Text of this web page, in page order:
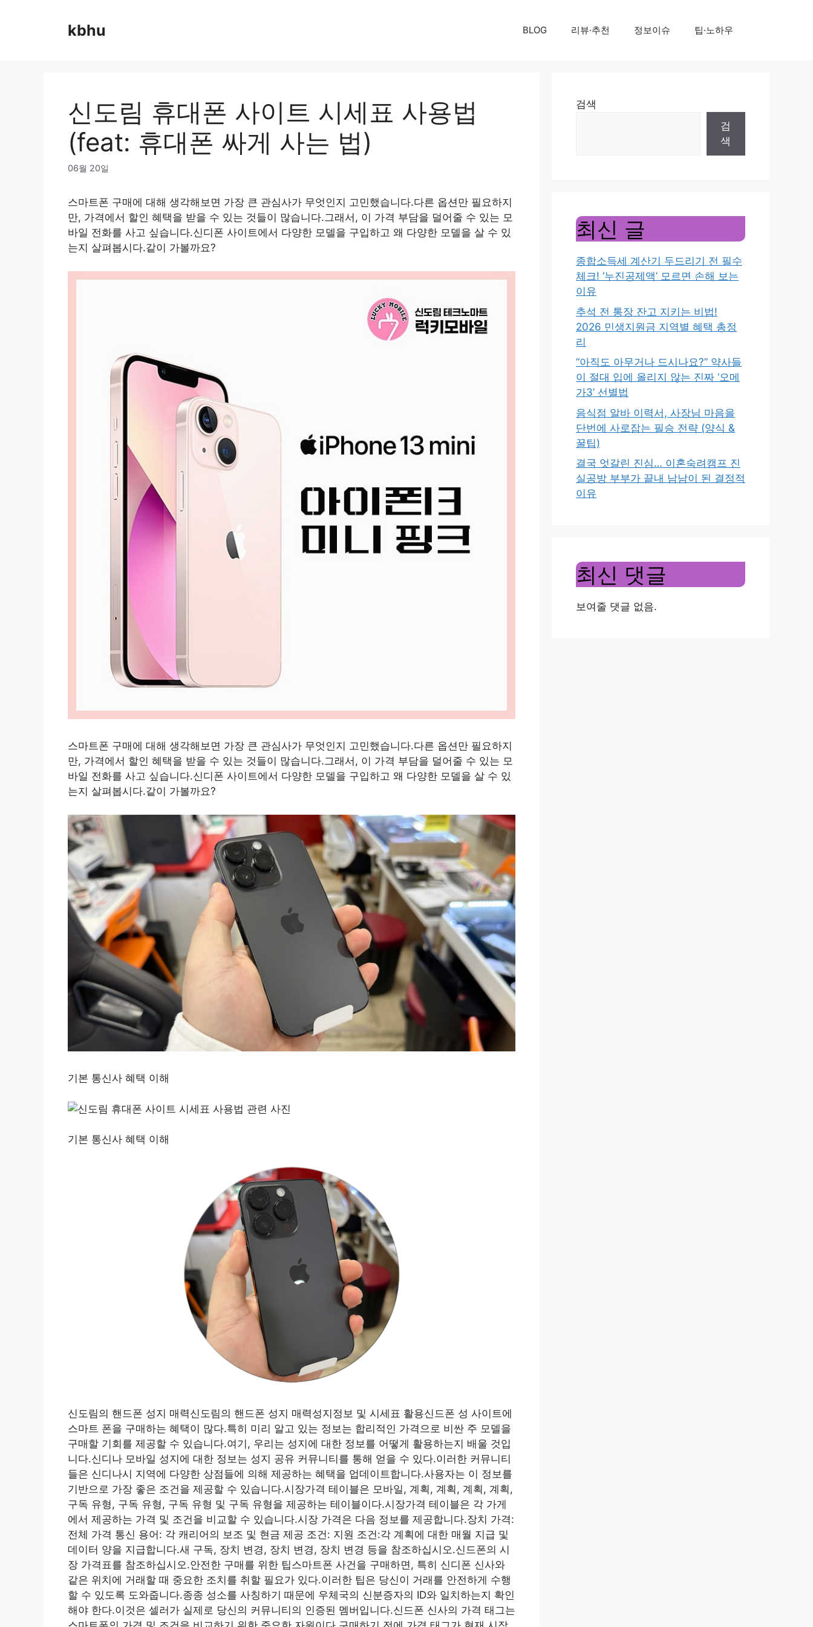
kbhu BLOG 리뷰·추천 정보이슈 팁·노하우
신도림 휴대폰 사이트 시세표 사용법
(feat: 휴대폰 싸게 사는 법)
06월 20일
스마트폰 구매에 대해 생각해보면 가장 큰 관심사가 무엇인지 고민했습니다.다른 옵션만 필요하지
만, 가격에서 할인 혜택을 받을 수 있는 것들이 많습니다.그래서, 이 가격 부담을 덜어줄 수 있는 모
바일 전화를 사고 싶습니다.신디폰 사이트에서 다양한 모델을 구입하고 왜 다양한 모델을 살 수 있
는지 살펴봅시다.같이 가볼까요?
스마트폰 구매에 대해 생각해보면 가장 큰 관심사가 무엇인지 고민했습니다.다른 옵션만 필요하지
만, 가격에서 할인 혜택을 받을 수 있는 것들이 많습니다.그래서, 이 가격 부담을 덜어줄 수 있는 모
바일 전화를 사고 싶습니다.신디폰 사이트에서 다양한 모델을 구입하고 왜 다양한 모델을 살 수 있
는지 살펴봅시다.같이 가볼까요?
기본 통신사 혜택 이해
기본 통신사 혜택 이해
신도림의 핸드폰 성지 매력신도림의 핸드폰 성지 매력성지정보 및 시세표 활용신드폰 성 사이트에
스마트 폰을 구매하는 혜택이 많다.특히 미리 알고 있는 정보는 합리적인 가격으로 비싼 주 모델을
구매할 기회를 제공할 수 있습니다.여기, 우리는 성지에 대한 정보를 어떻게 활용하는지 배울 것입
니다.신디나 모바일 성지에 대한 정보는 성지 공유 커뮤니티를 통해 얻을 수 있다.이러한 커뮤니티
들은 신디나시 지역에 다양한 상점들에 의해 제공하는 혜택을 업데이트합니다.사용자는 이 정보를
기반으로 가장 좋은 조건을 제공할 수 있습니다.시장가격 테이블은 모바일, 계획, 계획, 계획, 계획,
구독 유형, 구독 유형, 구독 유형 및 구독 유형을 제공하는 테이블이다.시장가격 테이블은 각 가게
에서 제공하는 가격 및 조건을 비교할 수 있습니다.시장 가격은 다음 정보를 제공합니다.장치 가격:
전체 가격 통신 용어: 각 캐리어의 보조 및 현금 제공 조건: 지원 조건:각 계획에 대한 매월 지급 및
데이터 양을 지급합니다.새 구독, 장치 변경, 장치 변경, 장치 변경 등을 참조하십시오.신드폰의 시
장 가격표를 참조하십시오.안전한 구매를 위한 팁스마트폰 사건을 구매하면, 특히 신디폰 신사와
같은 위치에 거래할 때 중요한 조치를 취할 필요가 있다.이러한 팁은 당신이 거래를 안전하게 수행
할 수 있도록 도와줍니다.종종 성소를 사칭하기 때문에 우체국의 신분증자의 ID와 일치하는지 확인
해야 한다.이것은 셀러가 실제로 당신의 커뮤니티의 인증된 멤버입니다.신드폰 신사의 가격 태그는
검색
검
색
최신 글
종합소득세 계산기 두드리기 전 필수
체크! ‘누진공제액’ 모르면 손해 보는
이유
추석 전 통장 잔고 지키는 비법!
2026 민생지원금 지역별 혜택 총정
리
“아직도 아무거나 드시나요?” 약사들
이 절대 입에 올리지 않는 진짜 ‘오메
가3’ 선별법
음식점 알바 이력서, 사장님 마음을
단번에 사로잡는 필승 전략 (양식 &
꿀팁)
결국 엇갈린 진심… 이혼숙려캠프 진
실공방 부부가 끝내 남남이 된 결정적
이유
최신 댓글
보여줄 댓글 없음.